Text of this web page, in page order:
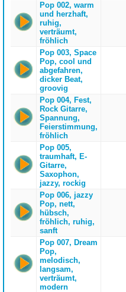
Pop 002, warm
und herzhaft,
ruhig,
verträumt,
fröhlich
Pop 003, Space
Pop, cool und
abgefahren,
dicker Beat,
groovig
Pop 004, Fest,
Rock Gitarre,
Spannung,
Feierstimmung,
fröhlich
Pop 005,
traumhaft, E-
Gitarre,
Saxophon,
jazzy, rockig
Pop 006, jazzy
Pop, nett,
hübsch,
fröhlich, ruhig,
sanft
Pop 007, Dream
Pop,
melodisch,
langsam,
verträumt,
modern